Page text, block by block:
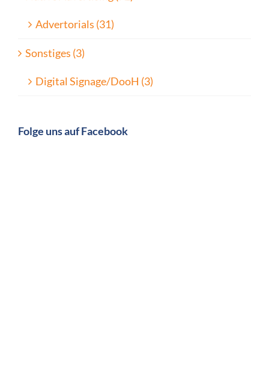
Advertorials (31)
Sonstiges (3)
Digital Signage/DooH (3)
Folge uns auf Facebook